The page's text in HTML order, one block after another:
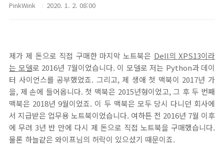
PinkWink 2020. 1. 2. 08:00
제가 제 돈으로 직접 구매한 마지막 노트북은 Dell의 XPS13이라
는 모델로 2016년 7월이었습니다. 이 모델로 저는 Python과 데이
터 사이언스를 공부했었죠. 그리고, 제 생애 첫 맥북이 2017년 가
을, 제 손에 들어옵니다. 첫 맥북은 2015년형이었고, 그 후 두 번째
맥북은 2018년 9월이었죠. 이 두 맥북은 모두 당시 다니던 회사에
서 지급받은 업무용 노트북이었습니다. 여하튼 전 2016년 7월 이후
에 무려 3년 반 만에 다시 제 돈으로 직접 노트북을 구매했습니다.
물론 하늘같은 와이프님의 허락이 있으셨기 때문이죠.